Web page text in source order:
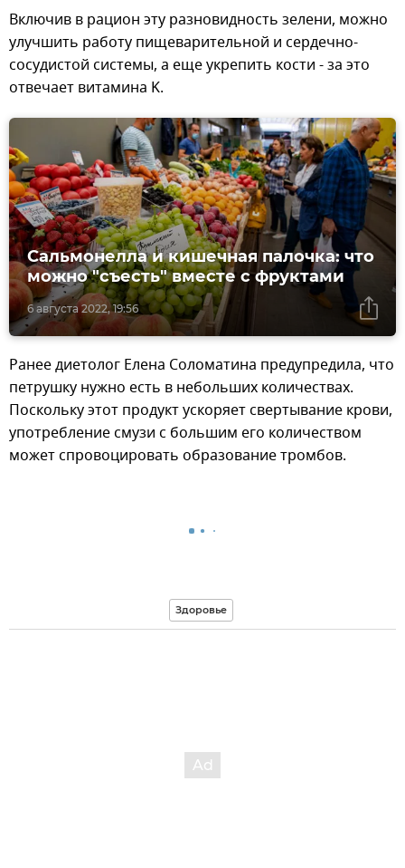
Включив в рацион эту разновидность зелени, можно
улучшить работу пищеварительной и сердечно-
сосудистой системы, а еще укрепить кости - за это
отвечает витамина K.
6 августа 2022, 19:56
Сальмонелла и кишечная палочка: что
можно "съесть" вместе с фруктами
Ранее диетолог Елена Соломатина предупредила, что
петрушку нужно есть в небольших количествах.
Поскольку этот продукт ускоряет свертывание крови,
употребление смузи с большим его количеством
может спровоцировать образование тромбов.
Здоровье